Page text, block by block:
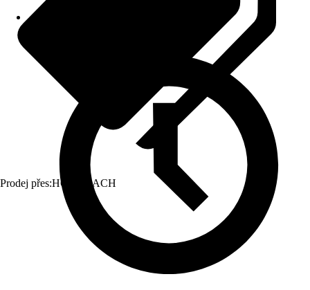
Prodej přes:HORNBACH